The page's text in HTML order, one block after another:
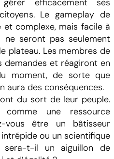
efficacement ses
Le gameplay de
complexe, mais facile à
ne seront pas seulement
plateau. Les membres de
et réagiront en
moment, de sorte que
aura des conséquences.
du sort de leur peuple.
une ressource
vous être un bâtisseur
ou un scientifique
t-il un aiguillon de